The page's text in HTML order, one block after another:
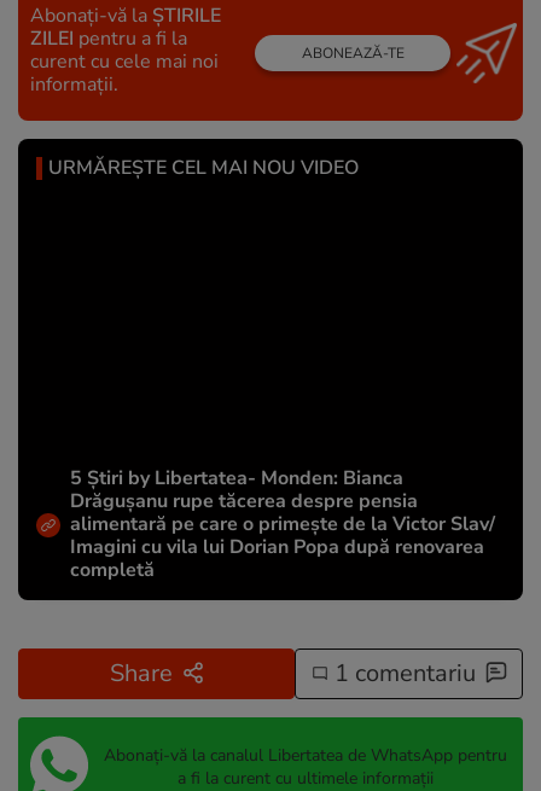
Abonați-vă la ȘTIRILE
ZILEI pentru a fi la
curent cu cele mai noi
informații.
ABONEAZĂ-TE
URMĂREȘTE CEL MAI NOU VIDEO
5 Știri by Libertatea- Monden: Bianca
Drăgușanu rupe tăcerea despre pensia
alimentară pe care o primește de la Victor Slav/
Imagini cu vila lui Dorian Popa după renovarea
completă
Share 1 comentariu
Abonați-vă la canalul Libertatea de WhatsApp pentru
a fi la curent cu ultimele informații